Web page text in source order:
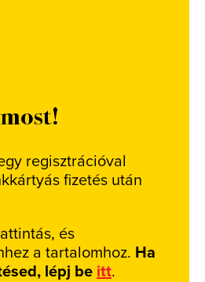
regisztrációval
fizetés után
és
a tartalomhoz. Ha
lépj be itt.